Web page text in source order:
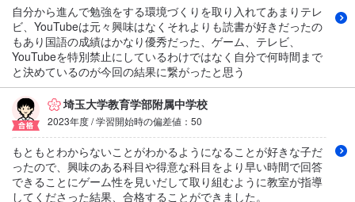
自分から進んで勉強をする環境づくりを取り入れてあまりテレ
ビ、YouTubeは元々興味はなくそれよりも読書が好きだったの
もあり国語の成績はかなり優秀だった、ゲーム、テレビ、
YouTubeを特別禁止にしているわけではなく自分で何時間まで
と決めているのが今回の結果に繋がったと思う
埼玉大学教育学部附属中学校
2023年度 / 学習開始時の偏差値：50
もともとわからないことがわかるようになることが好きな子だ
ったので、興味のある科目や得意な科目をより早い時間で回答
できることにゲーム性を見いだして取り組むように教室が指導
してくださった結果、合格することができました。